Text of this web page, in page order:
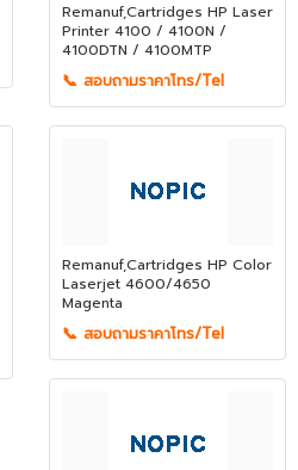
Remanuf,Cartridges HP Laser
Printer 4100 / 4100N /
4100DTN / 4100MTP
📞 สอบถามราคาโทร/Tel
Remanuf,Cartridges HP Color
Laserjet 4600/4650
Magenta
📞 สอบถามราคาโทร/Tel